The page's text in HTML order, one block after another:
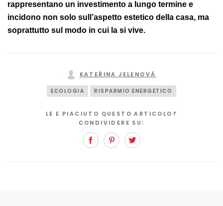
rappresentano un investimento a lungo termine e
incidono non solo sull’aspetto estetico della casa, ma
soprattutto sul modo in cui la si vive.
KATEŘINA JELENOVÁ
ECOLOGIA RISPARMIO ENERGETICO
LE E PIACIUTO QUESTO ARTICOLO?
CONDIVIDERE SU:
FacebookPinterest